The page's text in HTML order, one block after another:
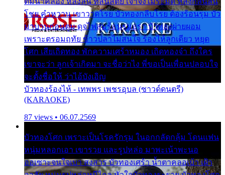
โชย คำหวาน เขาวาดโรย บัวทองกลีบโรย ต้องร้อนรุม บัว
มาบานก่อนตูม ดุจไฟสุมร้อนรุมอุรา บัวทองผ่ายผอม
เพราะตรอมฤทัย ข้าวปลาไม่สนใจ ร้องไห้ลูกเดียว หยุด
โศก เสียเถิดทอง พักความเศร้าหมอง เถิดทองจ๋า ถึงใคร
เขาจะว่า ลูกเจ้าเกิดมา จะชื่อว่าไง พี่ขอเป็นเพื่อนปลอบใจ
จะตั้งชื่อให้ ว่าไอ้บังเอิญ
บัวทองร้องไห้ - เทพพร เพชรอุบล (ซาวด์ดนตรี)
(KARAOKE)
87 views • 06.07.2569
บัวทองโศก เพราะเป็นโรครักรุม ในอกกลัดกลุ้ม โดนแฟน
หนุ่มหลอกเอา เขารวย และรูปหล่อ มาพะเน้าพะนอ
ออเซาะจนใจเบา สงสาร บัวทองเศร้า น้ำตาคลอเบ้า เฝ้า